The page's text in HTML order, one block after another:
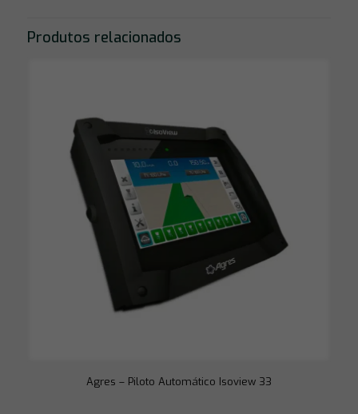
Produtos relacionados
Agres – Piloto Automático Isoview 33